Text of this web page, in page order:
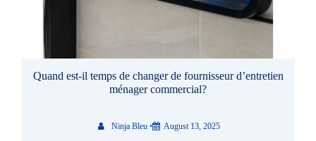
Quand est-il temps de changer de fournisseur d’entretien
ménager commercial?
Ninja Bleu • August 13, 2025